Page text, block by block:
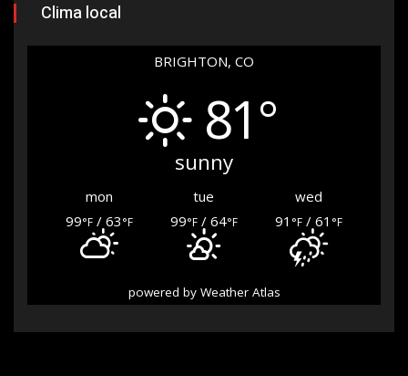
Clima local
BRIGHTON, CO
81°
sunny
mon tue
wed
99°F / 63°F 99°F/ 64°F 91 °F/ 61 °F
powered by Weather Atlas